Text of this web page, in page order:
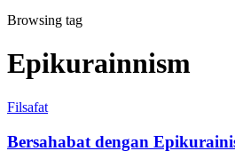
Browsing tag
Epikurainnism
Filsafat
Bersahabat dengan